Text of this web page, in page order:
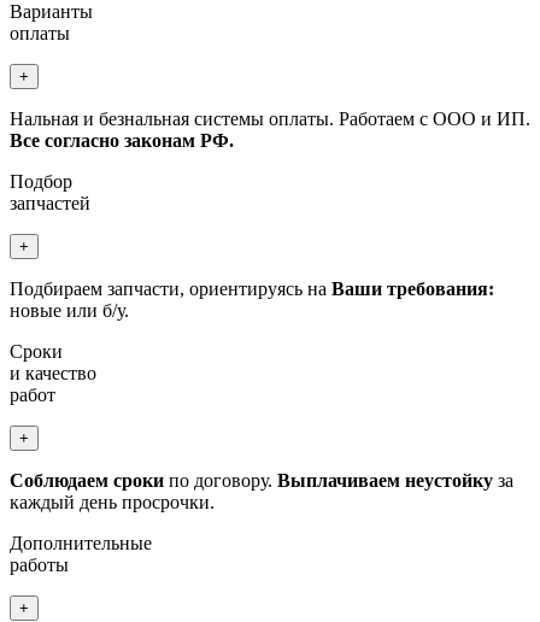
Варианты
оплаты
+
Нальная и безнальная системы оплаты. Работаем с ООО и ИП.
Все согласно законам РФ.
Подбор
запчастей
+
Подбираем запчасти, ориентируясь на Ваши требования:
новые или б/у.
Сроки
и качество
работ
+
Соблюдаем сроки по договору. Выплачиваем неустойку за
каждый день просрочки.
Дополнительные
работы
+